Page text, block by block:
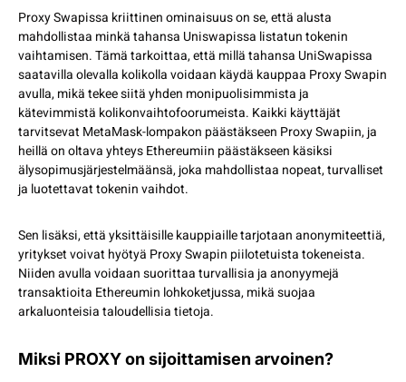
Proxy Swapissa kriittinen ominaisuus on se, että alusta
mahdollistaa minkä tahansa Uniswapissa listatun tokenin
vaihtamisen. Tämä tarkoittaa, että millä tahansa UniSwapissa
saatavilla olevalla kolikolla voidaan käydä kauppaa Proxy Swapin
avulla, mikä tekee siitä yhden monipuolisimmista ja
kätevimmistä kolikonvaihtofoorumeista. Kaikki käyttäjät
tarvitsevat MetaMask-lompakon päästäkseen Proxy Swapiin, ja
heillä on oltava yhteys Ethereumiin päästäkseen käsiksi
älysopimusjärjestelmäänsä, joka mahdollistaa nopeat, turvalliset
ja luotettavat tokenin vaihdot.
Sen lisäksi, että yksittäisille kauppiaille tarjotaan anonymiteettiä,
yritykset voivat hyötyä Proxy Swapin piilotetuista tokeneista.
Niiden avulla voidaan suorittaa turvallisia ja anonyymejä
transaktioita Ethereumin lohkoketjussa, mikä suojaa
arkaluonteisia taloudellisia tietoja.
Miksi PROXY on sijoittamisen arvoinen?